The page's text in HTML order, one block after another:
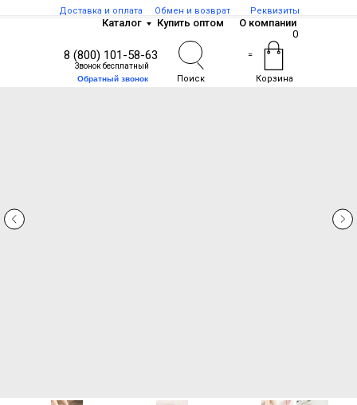
8 (800) 101-58-63
Звонок бесплатный
Каталог Купить оптом О компании
Доставка и оплата Обмен и возврат Реквизиты
0
=
Обратный звонок Поиск Корзина